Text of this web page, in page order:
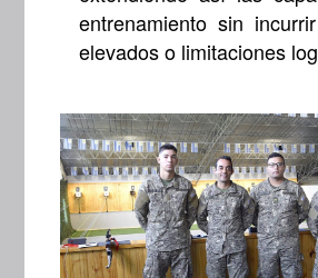
entrenamiento sin
elevados o limitaciones